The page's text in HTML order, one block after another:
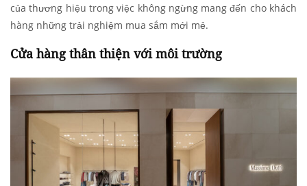
của thương hiệu trong việc không ngừng mang đến cho khách
hàng những trải nghiệm mua sắm mới mẻ.
Cửa hàng thân thiện với môi trường